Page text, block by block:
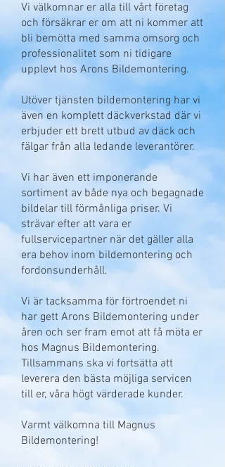
Vi välkomnar er alla till vårt företag
och försäkrar er om att ni kommer att
bli bemötta med samma omsorg och
professionalitet som ni tidigare
upplevt hos Arons Bildemontering.
Utöver tjänsten bildemontering har vi
även en komplett däckverkstad där vi
erbjuder ett brett utbud av däck och
fälgar från alla ledande leverantörer.
Vi har även ett imponerande
sortiment av både nya och begagnade
bildelar till förmånliga priser. Vi
strävar efter att vara er
fullservicepartner när det gäller alla
era behov inom bildemontering och
fordonsunderhåll.
Vi är tacksamma för förtroendet ni
har gett Arons Bildemontering under
åren och ser fram emot att få möta er
hos Magnus Bildemontering.
Tillsammans ska vi fortsätta att
leverera den bästa möjliga servicen
till er, våra högt värderade kunder.
Varmt välkomna till Magnus
Bildemontering!